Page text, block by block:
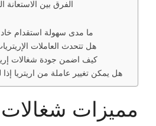
الفرق بين الاستعانة
ما مدى سهولة استقدام
هل تتحدث العاملات
كيف اضمن جودة شغالات
هل يمكن تغيير عاملة من اريتريا
مميزات شغالات